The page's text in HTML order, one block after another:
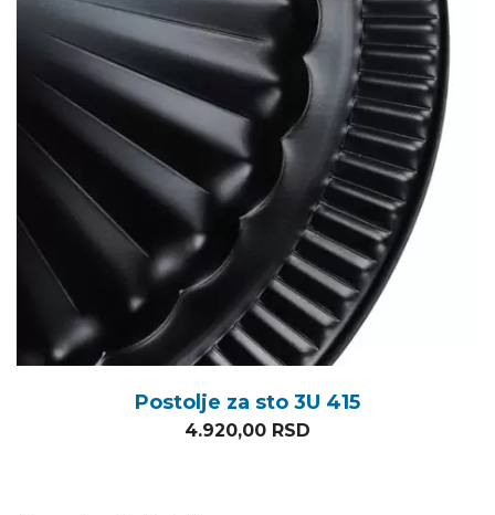
Postolje za sto 3U 415
4.920,00 RSD